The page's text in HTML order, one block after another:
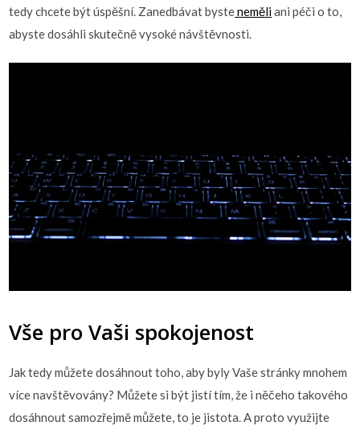
tedy chcete být úspěšní. Zanedbávat bysteneměliani péči o to,
abyste dosáhli skutečně vysoké návštěvnosti.
Vše pro Vaši spokojenost
Jak tedy můžete dosáhnout toho, aby byly Vaše stránky mnohem
více navštěvovány? Můžete si být jistí tím, že i něčeho takového
dosáhnout samozřejmě můžete, to je jistota. A proto využijte